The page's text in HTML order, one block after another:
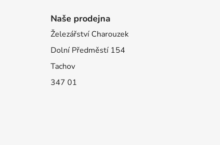
Naše prodejna
Železářství Charouzek
Dolní Předměstí 154
Tachov
347 01